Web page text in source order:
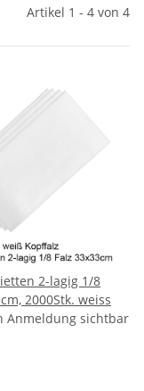
Artikel 1 - 4 von 4
2-lagig 1/8
2000Stk. weiss
Anmeldung sichtbar